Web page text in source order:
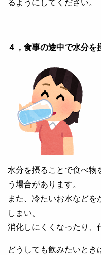
るようにしてください。
４，食事の途中で水分を
水分を摂ることで食べ物
う場合があります。
また、冷たいお水などを
しまい、
消化しにくくなったり、
どうしても飲みたいとき